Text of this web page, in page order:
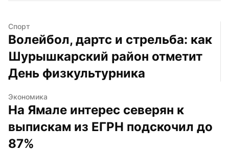
Спорт
Волейбол, дартс и стрельба: как
Шурышкарский район отметит
День физкультурника
Экономика
На Ямале интерес северян к
выпискам из ЕГРН подскочил до
87%